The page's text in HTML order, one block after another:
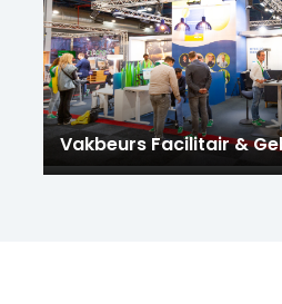
Vakbeurs Facilitair &